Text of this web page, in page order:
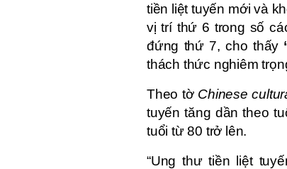
tiền liệt tuyến mới và
vị trí thứ 6 trong số
đứng thứ 7, cho thấy
thách thức nghiêm
Theo tờ Chinese
tuyến tăng dần theo
tuổi từ 80 trở lên.
“Ung thư tiền liệt